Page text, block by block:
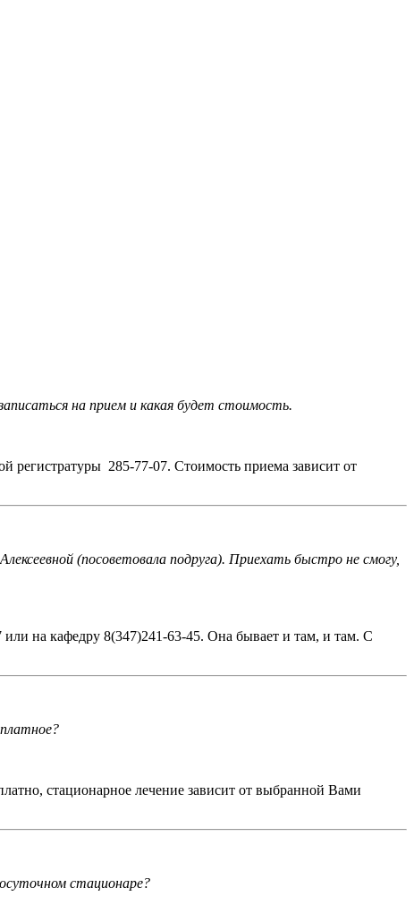
на прием и какая будет стоимость.
регистратуры 285-77-07. Стоимость приема зависит от
(посоветовала подруга). Приехать быстро не смогу,
на кафедру 8(347)241-63-45. Она бывает и там, и там. С
стационарное лечение зависит от выбранной Вами
стационаре?